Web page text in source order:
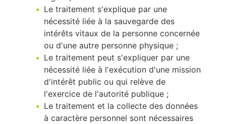
Le traitement s'explique par une
nécessité liée à la sauvegarde des
intérêts vitaux de la personne concernée
ou d'une autre personne physique ;
Le traitement peut s'expliquer par une
nécessité liée à l'exécution d'une mission
d'intérêt public ou qui relève de
l'exercice de l'autorité publique ;
Le traitement et la collecte des données
à caractère personnel sont nécessaires